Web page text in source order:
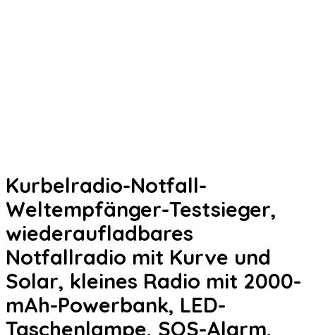
Kurbelradio-Notfall-
Weltempfänger-Testsieger,
wiederaufladbares
Notfallradio mit Kurve und
Solar, kleines Radio mit 2000-
mAh-Powerbank, LED-
Taschenlampe, SOS-Alarm,